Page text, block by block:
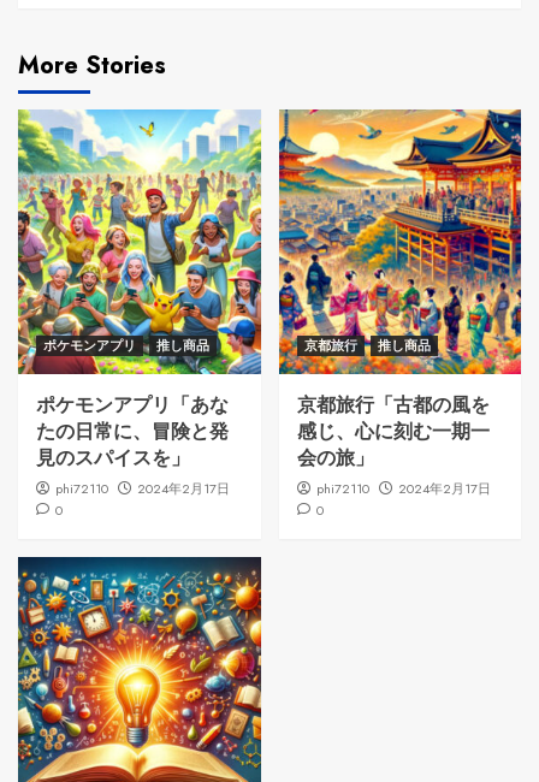
More Stories
ポケモンアプリ 推し商品
ポケモンアプリ「あな
たの日常に、冒険と発
見のスパイスを」
phi72110
2024年2月17日
0
京都旅行 推し商品
京都旅行「古都の風を
感じ、心に刻む一期一
会の旅」
phi72110
2024年2月17日
0